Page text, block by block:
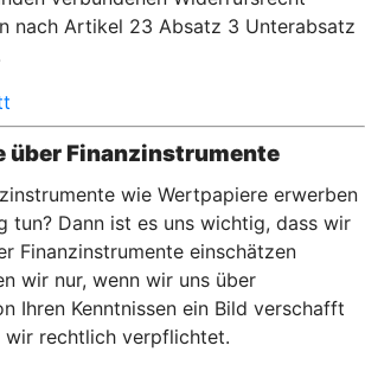
nach Artikel 23 Absatz 3 Unterabsatz
über Finanzinstrumente
wie Wertpapiere erwerben
tun? Dann ist es uns wichtig, dass wir
Finanzinstrumente einschätzen
wir nur, wenn wir uns über
Ihren Kenntnissen ein Bild verschafft
wir rechtlich verpflichtet.